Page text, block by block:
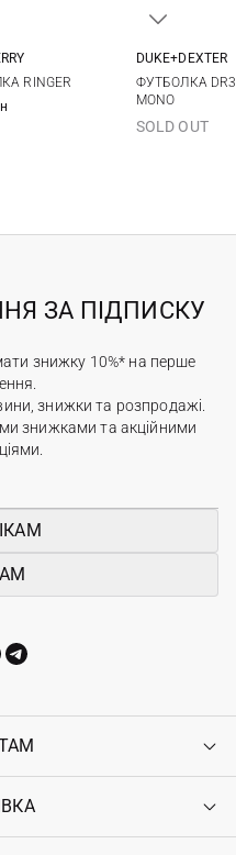
RINGER
DUKE+DEXTER
ФУТБОЛКА DR3
MONO
SOLD OUT
ЗА ПІДПИСКУ
знижку 10%* на перше
знижки та розпродажі.
знижками та акційними